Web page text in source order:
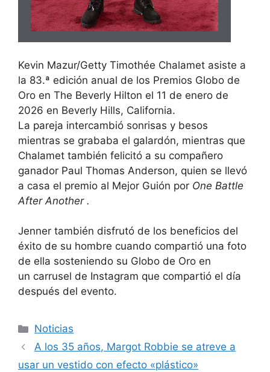
Kevin Mazur/Getty Timothée Chalamet asiste a
la 83.ª edición anual de los Premios Globo de
Oro en The Beverly Hilton el 11 de enero de
2026 en Beverly Hills, California.
La pareja intercambió sonrisas y besos
mientras se grababa el galardón, mientras que
Chalamet también felicitó a su compañero
ganador Paul Thomas Anderson, quien se llevó
a casa el premio al Mejor Guión por One Battle
After Another.
Jenner también disfrutó de los beneficios del
éxito de su hombre cuando compartió una foto
de ella sosteniendo su Globo de Oro en
un carrusel de Instagram que compartió el día
después del evento.
Categorías
Noticias
A los 35 años, Margot Robbie se atreve a
usar un vestido con efecto «plástico»